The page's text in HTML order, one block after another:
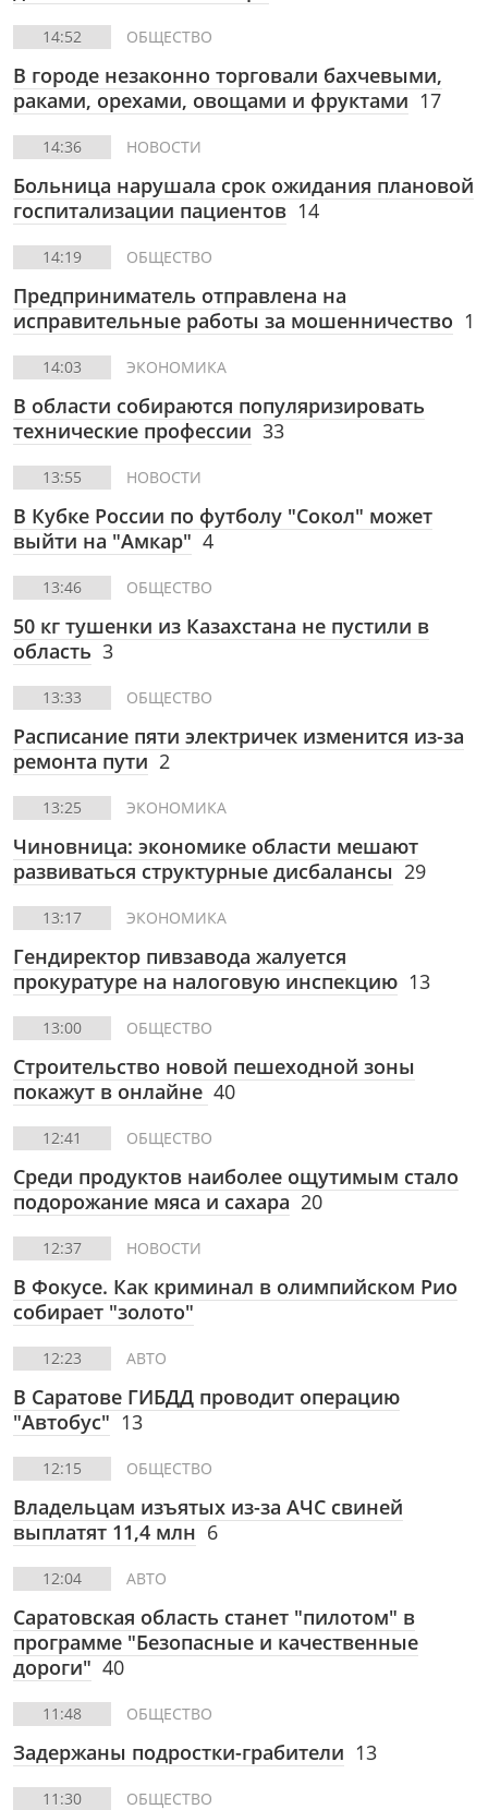
14:52 ОБЩЕСТВО
В городе незаконно торговали бахчевыми,
раками, орехами, овощами и фруктами 17
14:36 НОВОСТИ
Больница нарушала срок ожидания плановой
госпитализации пациентов 14
14:19 ОБЩЕСТВО
Предприниматель отправлена на
исправительные работы за мошенничество 1
14:03 ЭКОНОМИКА
В области собираются популяризировать
технические профессии 33
13:55 НОВОСТИ
В Кубке России по футболу "Сокол" может
выйти на "Амкар" 4
13:46 ОБЩЕСТВО
50 кг тушенки из Казахстана не пустили в
область 3
13:33 ОБЩЕСТВО
Расписание пяти электричек изменится из-за
ремонта пути 2
13:25 ЭКОНОМИКА
Чиновница: экономике области мешают
развиваться структурные дисбалансы 29
13:17 ЭКОНОМИКА
Гендиректор пивзавода жалуется
прокуратуре на налоговую инспекцию 13
13:00 ОБЩЕСТВО
Строительство новой пешеходной зоны
покажут в онлайне 40
12:41 ОБЩЕСТВО
Среди продуктов наиболее ощутимым стало
подорожание мяса и сахара 20
12:37 НОВОСТИ
В Фокусе. Как криминал в олимпийском Рио
собирает "золото"
12:23 АВТО
В Саратове ГИБДД проводит операцию
"Автобус" 13
12:15 ОБЩЕСТВО
Владельцам изъятых из-за АЧС свиней
выплатят 11,4 млн 6
12:04 АВТО
Саратовская область станет "пилотом" в
программе "Безопасные и качественные
дороги" 40
11:48 ОБЩЕСТВО
Задержаны подростки-грабители 13
11:30 ОБЩЕСТВО